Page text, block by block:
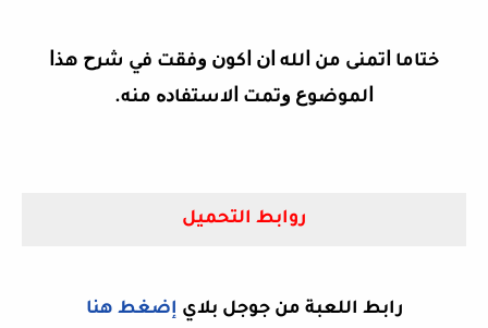
ﺧﺘﺎﻣﺎ ﺍﺗﻤﻨﻰ ﻣﻦ ﺍﻟﻠﻪ ﺍﻥ ﺍﻛﻮﻥ ﻭﻓﻘﺖ ﻓﻲ ﺷﺮﺡ ﻫﺬﺍ
ﺍﻟﻤﻮﺿﻮﻉ ﻭﺗﻤﺖ ﺍﻻﺳﺘﻔﺎﺩﻩ ﻣﻨﻪ.
روابط التحميل
رابط اللعبة من جوجل بلاي إضغط هنا